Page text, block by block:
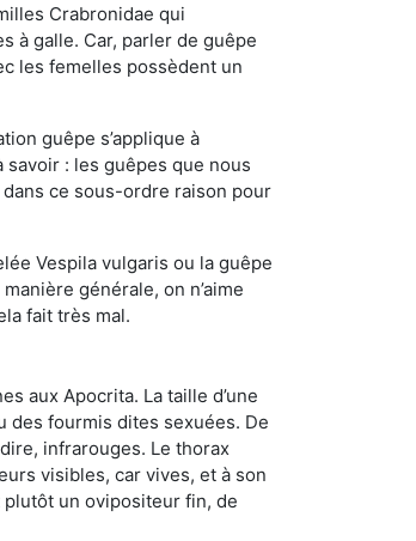
Crabronidae qui
à galle. Car, parler de guêpe
les femelles possèdent un
guêpe s’applique à
: les guêpes que nous
ce sous-ordre raison pour
Vespila vulgaris ou la guêpe
générale, on n’aime
fait très mal.
aux Apocrita. La taille d’une
des fourmis dites sexuées. De
infrarouges. Le thorax
visibles, car vives, et à son
un ovipositeur fin, de